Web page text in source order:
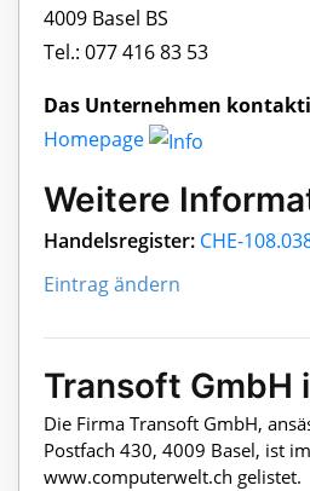
4009 Basel BS
Tel.: 077 416 83 53
Das Unternehmen
Homepage
Weitere
Handelsregister: CHE-
Eintrag ändern
Transoft GmbH
Die Firma Transoft GmbH,
Postfach 430, 4009 Basel, ist
www.computerwelt.ch gelistet.